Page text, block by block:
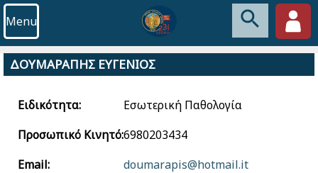
Menu
ΔΟΥΜΑΡΑΠΗΣ ΕΥΓΕΝΙΟΣ
Ειδικότητα:
Εσωτερική Παθολογία
Προσωπικό Κινητό:6980203434
Email:
doumarapis@hotmail.it